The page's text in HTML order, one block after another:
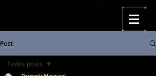
Post
Todos posts